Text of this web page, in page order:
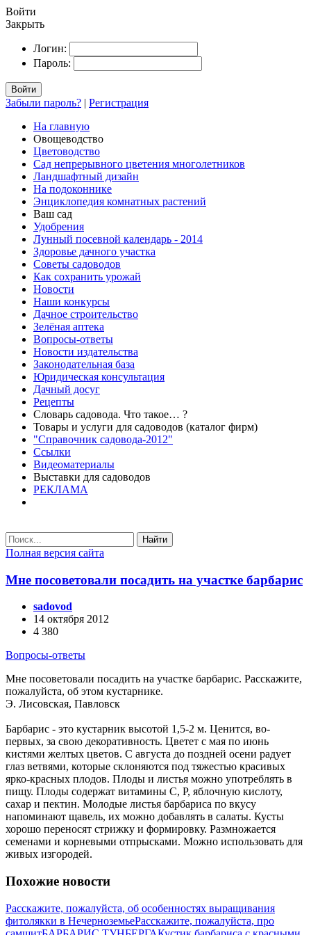
Войти
Закрыть
Логин:
Пароль:
Войти
Забыли пароль? | Регистрация
На главную
Овощеводство
Цветоводство
Сад непрерывного цветения многолетников
Ландшафтный дизайн
На подоконнике
Энциклопедия комнатных растений
Ваш сад
Удобрения
Лунный посевной календарь - 2014
Здоровье дачного участка
Советы садоводов
Как сохранить урожай
Новости
Наши конкурсы
Дачное строительство
Зелёная аптека
Вопросы-ответы
Новости издательства
Законодательная база
Юридическая консультация
Дачный досуг
Рецепты
Словарь садовода. Что такое… ?
Товары и услуги для садоводов (каталог фирм)
"Справочник садовода-2012"
Ссылки
Видеоматериалы
Выставки для садоводов
РЕКЛАМА
Найти
Полная версия сайта
Мне посоветовали посадить на участке барбарис
sadovod
14 октября 2012
4 380
Вопросы-ответы
Мне посоветовали посадить на участке барбарис. Расскажите,
пожалуйста, об этом кустарнике.
Э. Лисовская, Павловск
Барбарис - это кустарник высотой 1,5-2 м. Ценится, во-
первых, за свою декоративность. Цветет с мая по июнь
кистями желтых цветов. С августа до поздней осени радует
глаз ветвями, которые склоняются под тяжестью красивых
ярко-красных плодов. Плоды и листья можно употреблять в
пищу. Плоды содержат витамины С, Р, яблочную кислоту,
сахар и пектин. Молодые листья барбариса по вкусу
напоминают щавель, их можно добавлять в салаты. Кусты
хорошо переносят стрижку и формировку. Размножается
семенами и корневыми отпрысками. Можно использовать для
живых изгородей.
Похожие новости
Расскажите, пожалуйста, об особенностях выращивания
фитолякки в НечерноземьеРасскажите, пожалуйста, про